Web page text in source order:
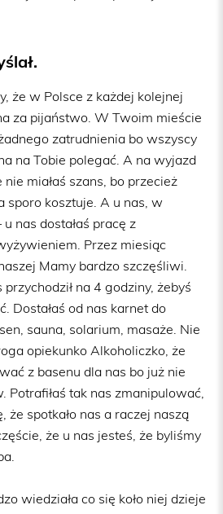
że w Polsce z każdej kolejnej
za pijaństwo. W Twoim mieście
zatrudnienia bo wszyscy
na Tobie polegać. A na wyjazd
miałaś szans, bo przecież
sporo kosztuje. A u nas, w
nas dostałaś pracę z
Przez miesiąc
Mamy bardzo szczęśliwi.
na 4 godziny, żebyś
Dostałaś od nas karnet do
sauna, solarium, masaże. Nie
opiekunko Alkoholiczko, że
z basenu dla nas bo już nie
Potrafiłaś tak nas zmanipulować,
że spotkało nas a raczej naszą
że u nas jesteś, że byliśmy
wiedziała co się koło niej dzieje